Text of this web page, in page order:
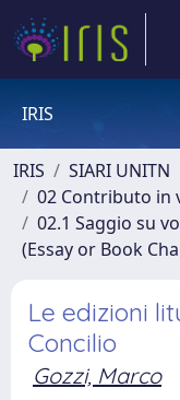
IRIS
IRIS
SIARI UNITN
02 Contributo in
02.1 Saggio su
(Essay or Book
Le edizioni
Concilio
Gozzi, Marco